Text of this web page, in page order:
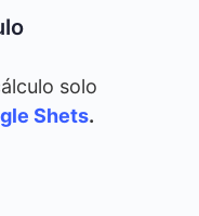
solo
Shets.